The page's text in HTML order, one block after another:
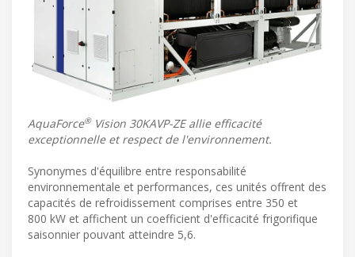
AquaForce®Vision 30KAVP-ZE allie efficacité
exceptionnelle et respect de l'environnement.
Synonymes d'équilibre entre responsabilité
environnementale et performances, ces unités offrent des
capacités de refroidissement comprises entre 350 et
800 kW et affichent un coefficient d'efficacité frigorifique
saisonnier pouvant atteindre 5,6.